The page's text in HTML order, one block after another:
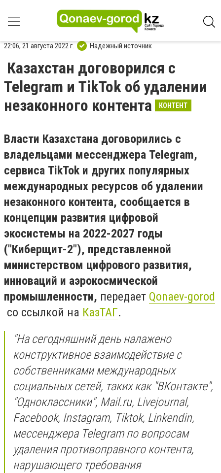
22:06, 21 августа 2022 г. Надежный источник
Казахстан договорился с
Telegram и TikTok об удалении
незаконного контента
КОНТЕНТ
Власти Казахстана договорились с
владельцами мессенджера Telegram,
сервиса TikTok и других популярных
международных ресурсов об удалении
незаконного контента, сообщается в
концепции развития цифровой
экосистемы на 2022-2027 годы
("Киберщит-2"), представленной
министерством цифрового развития,
инноваций и аэрокосмической
промышленности, передает Qonaev-gorod
со ссылкой на КазТАГ.
"На сегодняшний день налажено
конструктивное взаимодействие с
собственниками международных
социальных сетей, таких как "ВКонтакте",
"Одноклассники", Mail.ru, Livejournal,
Facebook, Instagram, Tiktok, Linkendin,
мессенджера Telegram по вопросам
удаления противоправного контента,
нарушающего требования